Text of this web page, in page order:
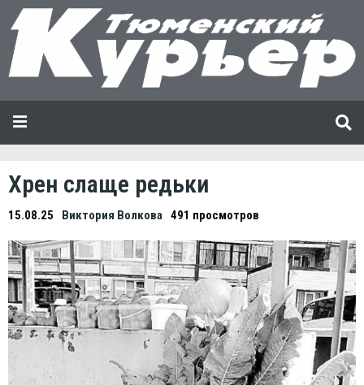
Хрен слаще редьки
15.08.25 Виктория Волкова 491 просмотров